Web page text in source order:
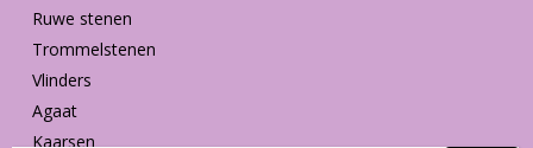
Ruwe stenen
Trommelstenen
Vlinders
Agaat
Kaarsen